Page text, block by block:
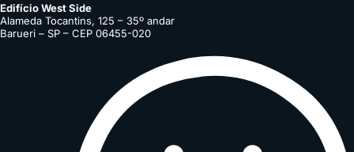
Edifício West Side
Alameda Tocantins, 125 – 35º andar
Barueri – SP – CEP 06455-020